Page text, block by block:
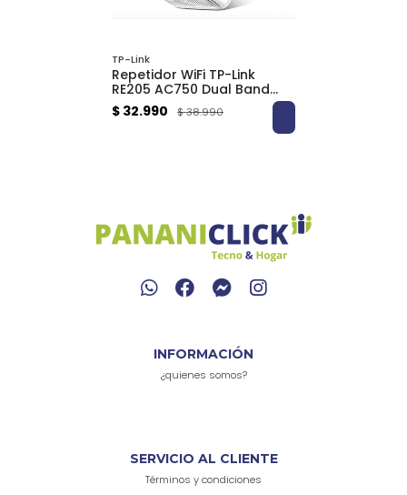
TP-Link
Repetidor WiFi TP-Link
RE205 AC750 Dual Band
Extensor de Señal 750
Mbps
$ 32.990 $ 38.990
INFORMACIÓN
¿quienes somos?
SERVICIO AL CLIENTE
Términos y condiciones